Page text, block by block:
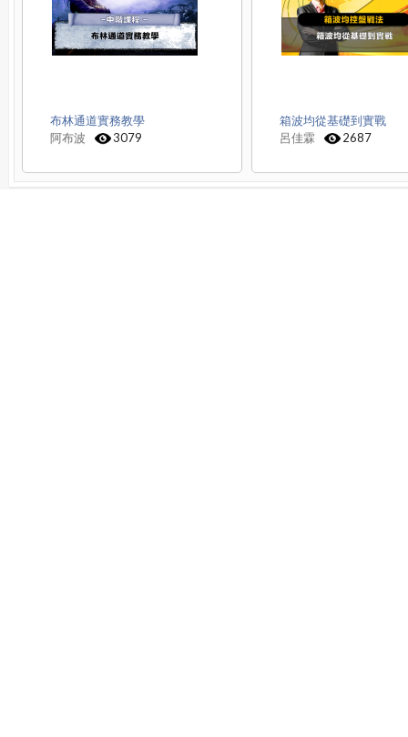
布林通道實務教學
阿布波
3079
箱波均從基礎到實戰
呂佳霖
2687